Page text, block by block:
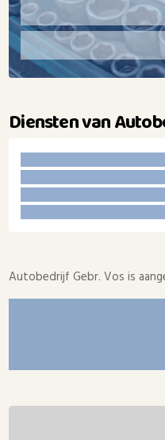
Diensten van
Autobedrijf Gebr. Vos is